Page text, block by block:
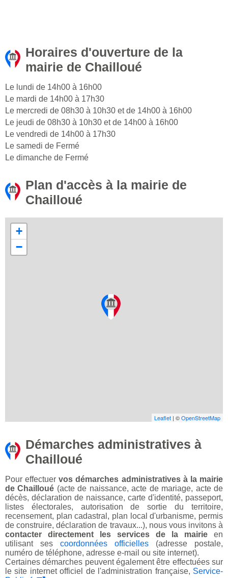
Horaires d'ouverture de la
mairie de Chailloué
Le lundi de 14h00 à 16h00
Le mardi de 14h00 à 17h30
Le mercredi de 08h30 à 10h30 et de 14h00 à 16h00
Le jeudi de 08h30 à 10h30 et de 14h00 à 16h00
Le vendredi de 14h00 à 17h30
Le samedi de Fermé
Le dimanche de Fermé
Plan d'accès à la mairie de
Chailloué
+
−
Leaflet | ©OpenStreetMap
Démarches administratives à
Chailloué
Pour effectuervos démarches administratives à la mairie
de Chailloué (acte de naissance, acte de mariage, acte de
décès, déclaration de naissance, carte d'identité, passeport,
listes électorales, autorisation de sortie du territoire,
recensement, plan cadastral, plan local d'urbanisme, permis
de construire, déclaration de travaux...), nous vous invitons à
contacter directement les services de la mairie en
utilisant ses coordonnées officielles (adresse postale,
numéro de téléphone, adresse e-mail ou site internet).
Certaines démarches peuvent également être effectuées sur
le site internet officiel de l'administration française, Service-